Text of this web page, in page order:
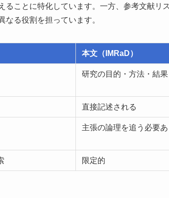
ることに特化しています。一方、参考文献リ
なる役割を担っています。
本文（IMRaD）
研究の目的・方法・結
直接記述される
主張の論理を追う必要あ
限定的